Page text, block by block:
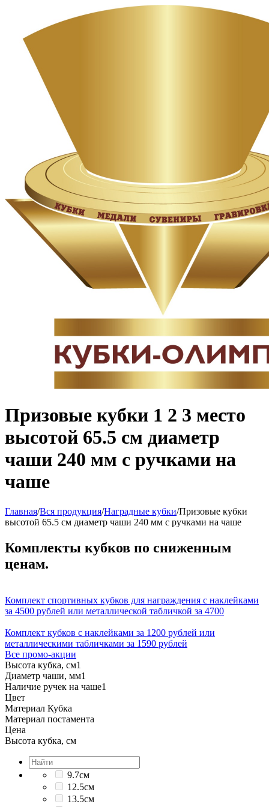
Призовые кубки 1 2 3 место
высотой 65.5 см диаметр
чаши 240 мм с ручками на
чаше
Главная/Вся продукция/Наградные кубки/Призовые кубки
высотой 65.5 см диаметр чаши 240 мм с ручками на чаше
Комплекты кубков по сниженным
ценам.
Комплект спортивных кубков для награждения с наклейками
за 4500 рублей или металлической табличкой за 4700
Комплект кубков с наклейками за 1200 рублей или
металлическими табличками за 1590 рублей
Все промо-акции
Высота кубка, см1
Диаметр чаши, мм1
Наличие ручек на чаше1
Цвет
Материал Кубка
Материал постамента
Цена
Высота кубка, см
9.7см
12.5см
13.5см